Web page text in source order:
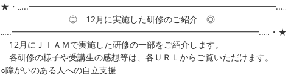
★・‥...━━━━━━━━━━━━━━━━━━━━━━━━━━━━━...‥
◎ 12月に実施した研修のご紹介 ◎
‥...━━━━━━━━━━━━━━━━━━━━━━━━━━━━━...‥・★
12月にＪＩＡＭで実施した研修の一部をご紹介します。
各研修の様子や受講生の感想等は、各ＵＲＬからご覧いただけます。
○障がいのある人への自立支援